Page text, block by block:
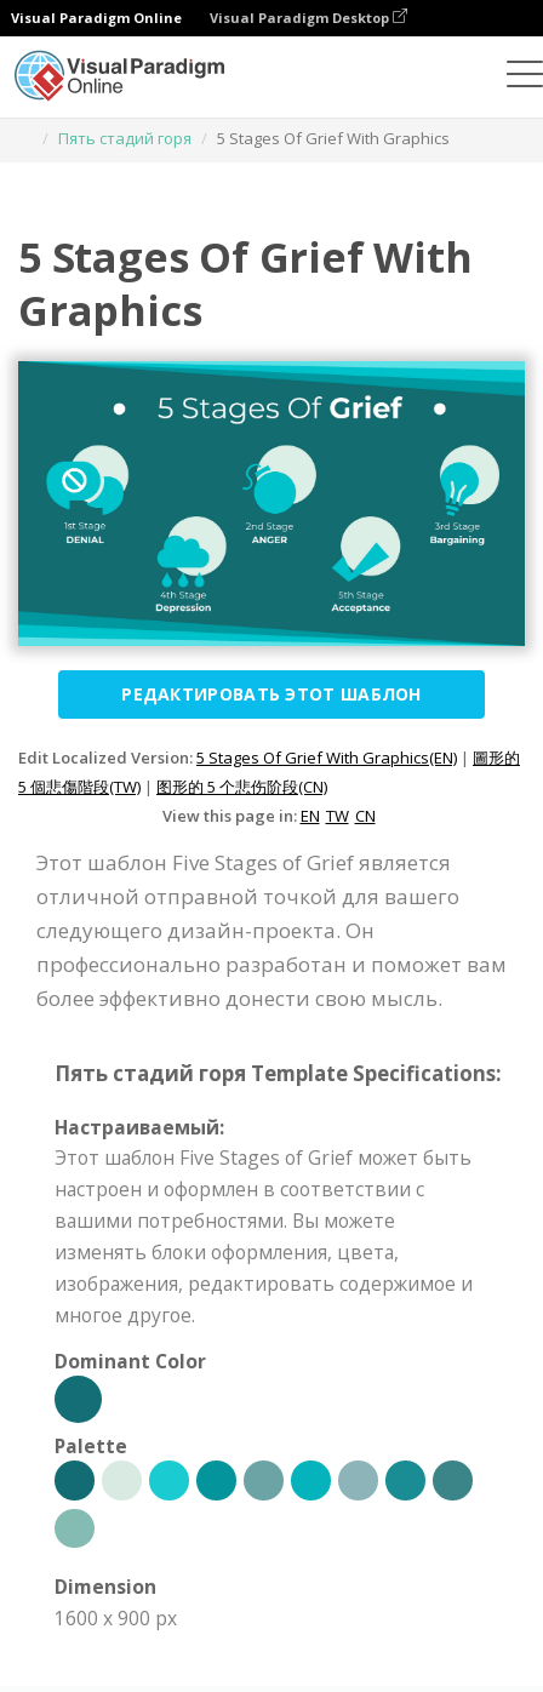
Visual Paradigm Online Visual Paradigm Desktop
Пять стадий горя
5 Stages Of Grief With Graphics
5 Stages Of Grief With
Graphics
РЕДАКТИРОВАТЬ ЭТОТ ШАБЛОН
Edit Localized Version:5 Stages Of Grief With Graphics(EN) | 圖形的
5 個悲傷階段(TW) | 图形的 5 个悲伤阶段(CN)
View this page in:EN TW CN
Этот шаблон Five Stages of Grief является
отличной отправной точкой для вашего
следующего дизайн-проекта. Он
профессионально разработан и поможет вам
более эффективно донести свою мысль.
Пять стадий горя Template Specifications:
Настраиваемый:
Этот шаблон Five Stages of Grief может быть
настроен и оформлен в соответствии с
вашими потребностями. Вы можете
изменять блоки оформления, цвета,
изображения, редактировать содержимое и
многое другое.
Dominant Color
Palette
Dimension
1600 x 900 px